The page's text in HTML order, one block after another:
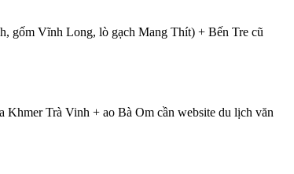
gốm Vĩnh Long, lò gạch Mang Thít) + Bến Tre cũ
Trà Vinh + ao Bà Om cần website du lịch văn